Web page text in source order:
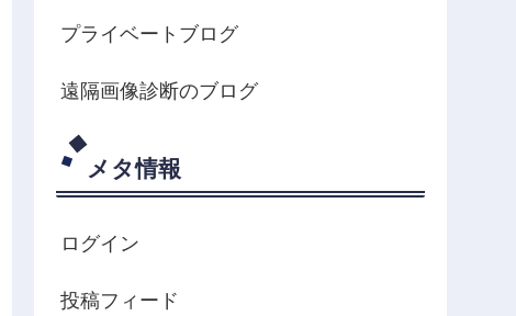
プライベートブログ
遠隔画像診断のブログ
メタ情報
ログイン
投稿フィード